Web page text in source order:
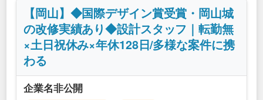
【岡山】◆国際デザイン賞受賞・岡山城
の改修実績あり◆設計スタッフ｜転勤無
×土日祝休み×年休128日/多様な案件に携
わる
企業名非公開